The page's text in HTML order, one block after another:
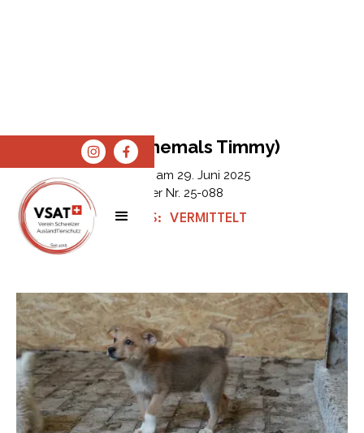
SPENDEN
SHOP
Atlas (ehemals Timmy)
Erfasst am 29. Juni 2025
Tier Nr. 25-088
STATUS: VERMITTELT